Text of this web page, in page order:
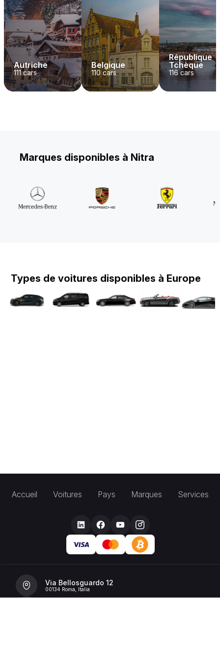
Autriche
111cars
Belgique
110 cars
République
Tchèque
116cars
Marques disponibles à Nitra
Types de voitures disponibles à Europe
Accueil Voitures Pays Marques Services
Via Bellosguardo 12
00134 Roma, Italia